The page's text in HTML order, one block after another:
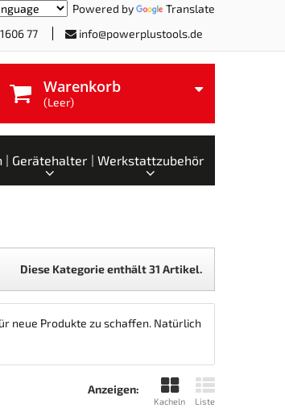
Powered by Translate
77 info@powerplustools.de
Warenkorb
(Leer)
Gerätehalter Werkstattzubehör
Diese Kategorie enthält 31 Artikel.
neue Produkte zu schaffen. Natürlich
Anzeigen:
Kacheln Liste